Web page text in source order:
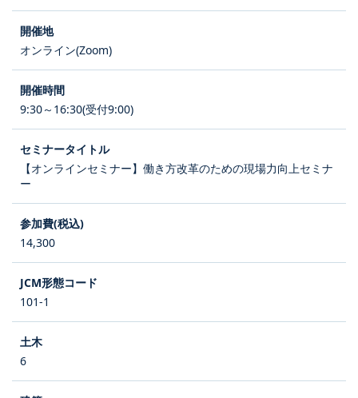
オンライン(Zoom)
9:30～16:30(受付9:00)
【オンラインセミナー】働き方改革のための現場力向上セミナ
ー
14,300
101-1
6